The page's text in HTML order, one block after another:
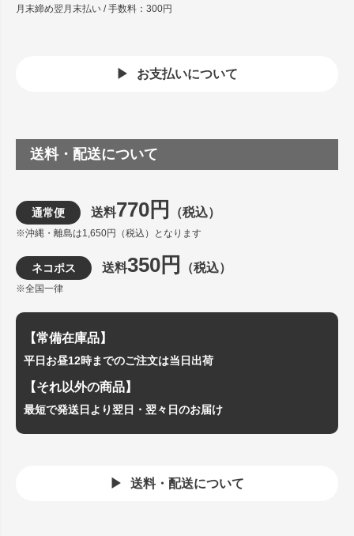
月末締め翌月末払い / 手数料：300円
お支払いについて
送料・配送について
通常便 送料770円 （税込）
※沖縄・離島は1,650円（税込）となります
ネコポス 送料350円 （税込）
※全国一律
【常備在庫品】
平日お昼12時までのご注文は当日出荷
【それ以外の商品】
最短で発送日より翌日・翌々日のお届け
送料・配送について